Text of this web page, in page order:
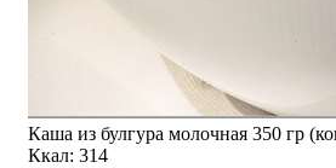
Каша из булгура молочная 350 гр
Ккал: 314